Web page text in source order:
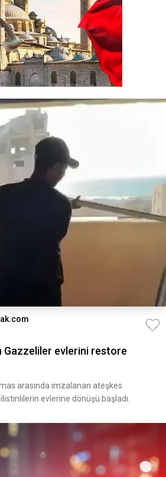
Gazzeliler evlerini restore
arasında imzalanan ateşkes
evlerine dönüşü başladı.